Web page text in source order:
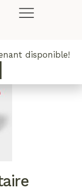
de rabais.
disponible!